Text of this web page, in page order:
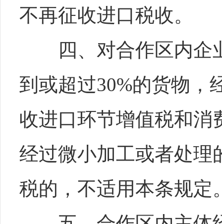
不再征收进口税收。
四、对合作区内企业
到或超过30%的货物，
收进口环节增值税和消
经过微小加工或者处理
税的，不适用本条规定